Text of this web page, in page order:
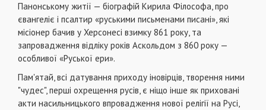
Панонському житії — біографій Кирила Філософа, про
євангеліє і псалтир «руськими письменами писані», які
місіонер бачив у Херсонесі взимку 861 року, та
запровадження відліку років Аскольдом з 860 року —
особливої «Руської ери».
Пам'ятай, всі датування приходу іновірців, творення ними
"чудес", перші охрещення русів, є ніщо інше як приховані
акти насильницького впровадження нової релігії на Русі,